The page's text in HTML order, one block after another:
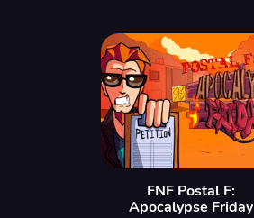
FNF Postal F:
Apocalypse Friday